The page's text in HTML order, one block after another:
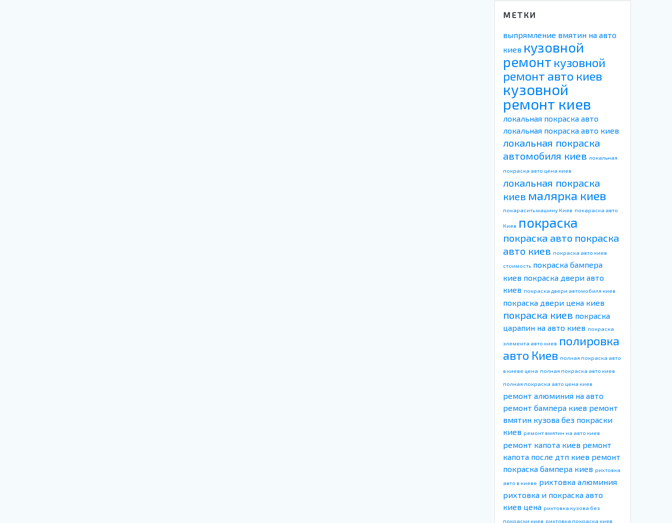
МЕТКИ
выпрямление вмятин на авто
киев кузовной
ремонт кузовной
ремонт авто киев
кузовной
ремонт киев
локальная покраска авто
локальная покраска авто киев
локальная покраска
автомобиля киев локальная
покраска авто цена киев
локальная покраска
киев малярка киев
покарасить машину Киев покараска авто
Киев покраска
покраска авто покраска
авто киев покраска авто киев
стоимость покраска бампера
киев покраска двери авто
киев покраска двери автомобиля киев
покраска двери цена киев
покраска киев покраска
царапин на авто киев покраска
элемента авто киев полировка
авто Киев полная покраска авто
в киеве цена полная покраска авто киев
полная покраска авто цена киев
ремонт алюминия на авто
ремонт бампера киев ремонт
вмятин кузова без покраски
киев ремонт вмятин на авто киев
ремонт капота киев ремонт
капота после дтп киев ремонт
покраска бампера киев рихтовка
авто в киеве рихтовка алюминия
рихтовка и покраска авто
киев цена рихтовка кузова без
покраски киев рихтовка покраска киев